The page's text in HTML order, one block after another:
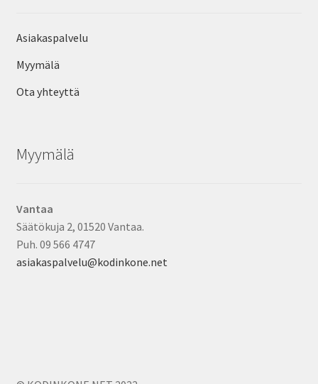
Asiakaspalvelu
Myymälä
Ota yhteyttä
Myymälä
Vantaa
Säätökuja 2, 01520 Vantaa.
Puh. 09 566 4747
asiakaspalvelu@kodinkone.net